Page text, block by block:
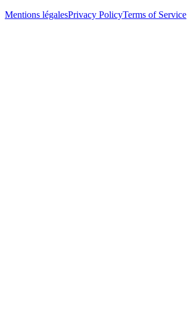
Mentions légalesPrivacy PolicyTerms of Service